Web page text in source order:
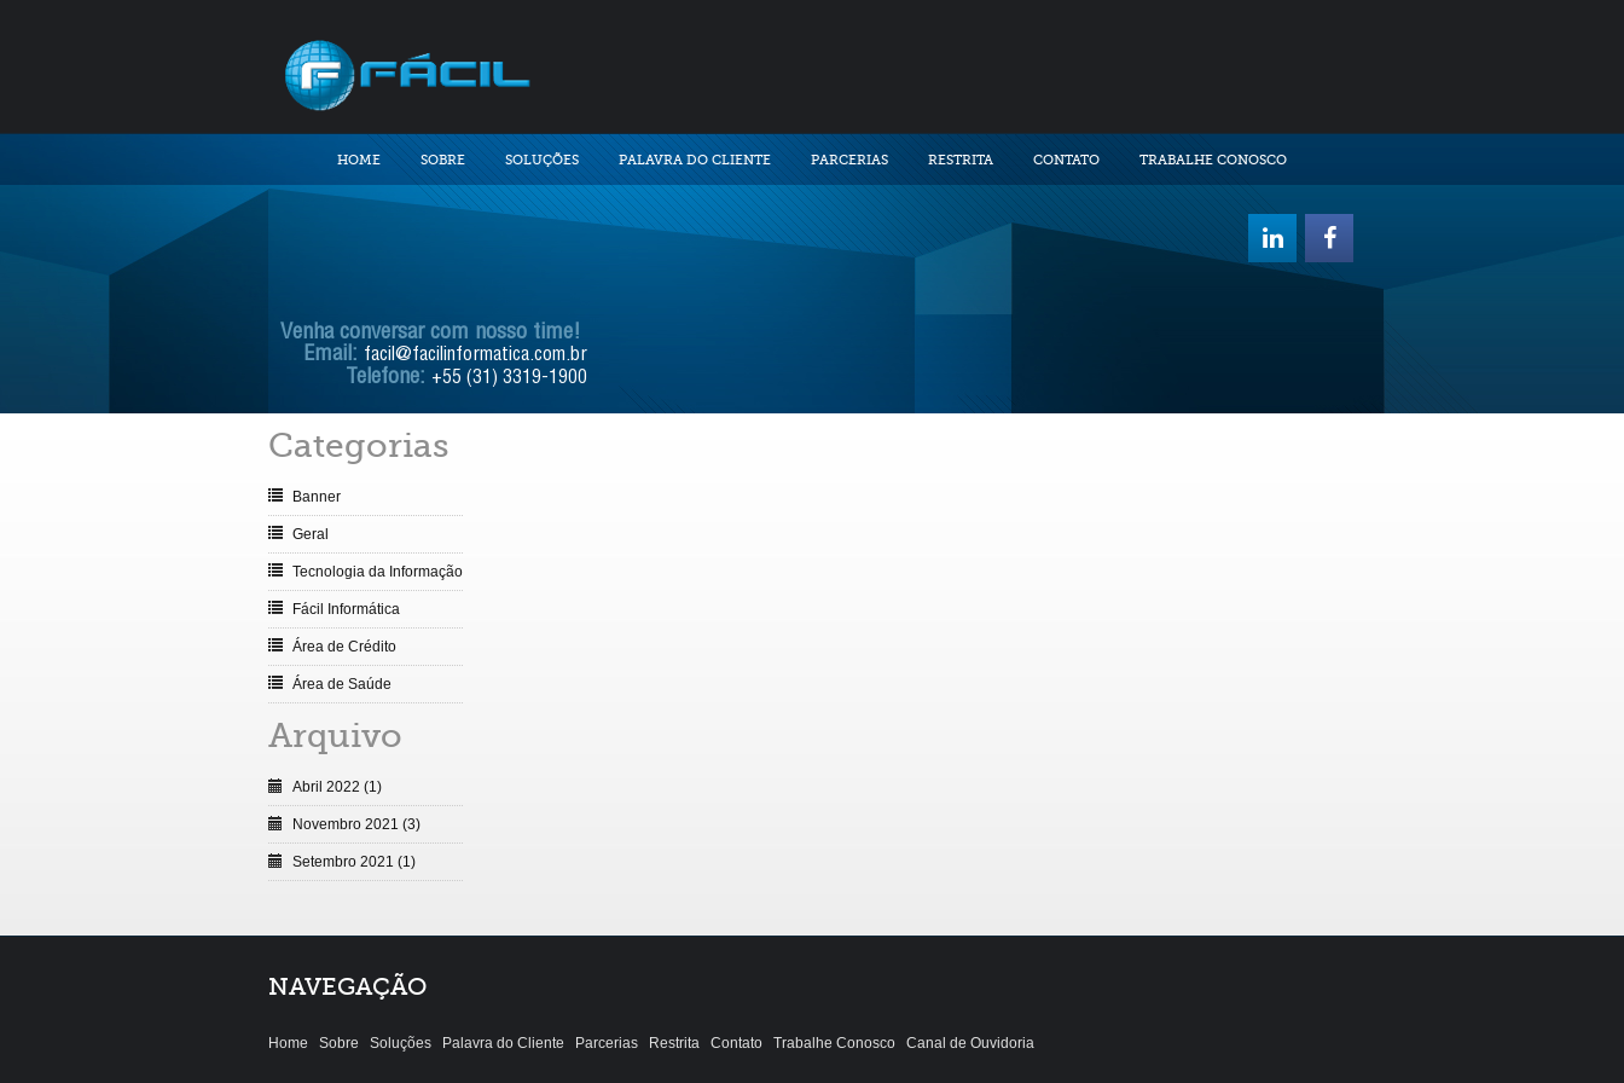
HOME SOBRE SOLUÇÕES PALAVRA DO CLIENTE PARCERIAS RESTRITA CONTATO TRABALHE CONOSCO
Venha conversar com nosso time!
Email: facil@facilinformatica.com.br
Telefone: +55 (31) 3319-1900
Categorias
Banner
Geral
Tecnologia da Informação
Fácil Informática
Área de Crédito
Área de Saúde
Arquivo
Abril 2022 (1)
Novembro 2021 (3)
Setembro 2021 (1)
NAVEGAÇÃO
Home Sobre Soluções Palavra do Cliente Parcerias Restrita Contato Trabalhe Conosco Canal de Ouvidoria